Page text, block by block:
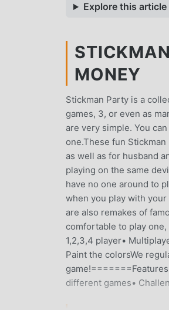
Explore this article
MONEY
Stickman Party is a
games, 3, or even as
are very simple. You
one.These fun
as well as for husband
playing on the same
have no one around to
when you play with
are also remakes of
comfortable to play
1,2,3,4 player•
Paint the colorsWe
different games•